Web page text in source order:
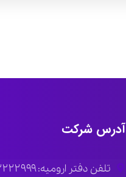
آدرس شرکت
تلفن دفتر ارومیه: ۰۴۴۳۲۲۲۲۹۹۹